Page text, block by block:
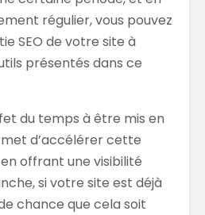
régulier, vous pouvez
SEO de votre site à
présentés dans ce
du temps à être mis en
d’accélérer cette
offrant une visibilité
si votre site est déjà
chance que cela soit